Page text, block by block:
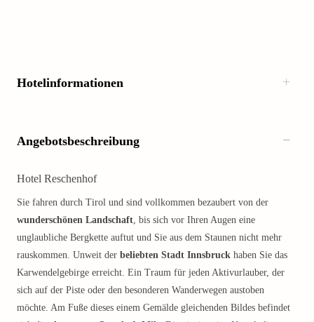
Hotelinformationen
Angebotsbeschreibung
Hotel Reschenhof
Sie fahren durch Tirol und sind vollkommen bezaubert von der
wunderschönen Landschaft, bis sich vor Ihren Augen eine
unglaubliche Bergkette auftut und Sie aus dem Staunen nicht mehr
rauskommen. Unweit der beliebten Stadt Innsbruck haben Sie das
Karwendelgebirge erreicht. Ein Traum für jeden Aktivurlauber, der
sich auf der Piste oder den besonderen Wanderwegen austoben
möchte. Am Fuße dieses einem Gemälde gleichenden Bildes befindet